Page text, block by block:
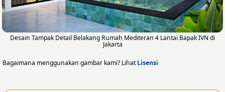
Desain Tampak Detail Belakang Rumah Mediteran 4 Lantai Bapak IVN di
Jakarta
Bagaimana menggunakan gambar kami? LihatLisensi